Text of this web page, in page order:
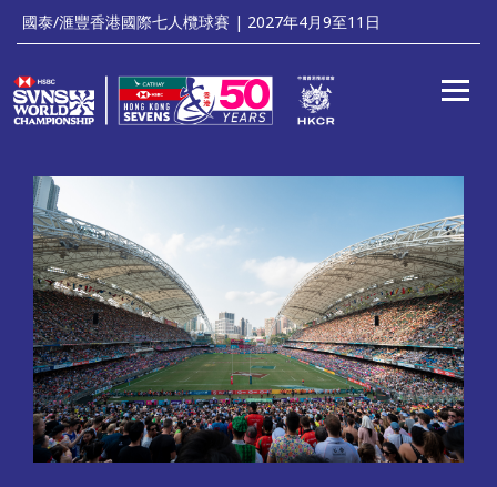
國泰/滙豐香港國際七人欖球賽 | 2027年4月9至11日